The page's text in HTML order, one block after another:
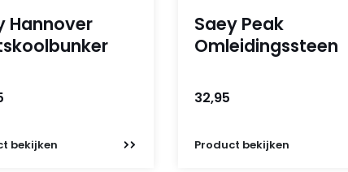
Hannover
bekijken
Saey Peak
Omleidingssteen
32,95
Product bekijken